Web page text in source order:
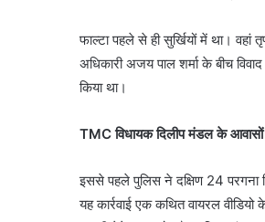
फाल्टा पहले से ही सुर्खियों में था।
अधिकारी अजय पाल शर्मा के बीच
किया था।
TMC विधायक दिलीप मंडल के आवासों
इससे पहले पुलिस ने दक्षिण 24 परगना
यह कार्रवाई एक कथित वायरल